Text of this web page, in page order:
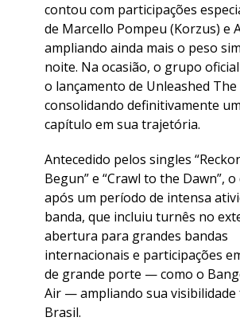
contou com participações
de Marcello Pompeu (Korzus) e
ampliando ainda mais o peso
noite. Na ocasião, o grupo
o lançamento de Unleashed The
consolidando definitivamente
capítulo em sua trajetória.
​Antecedido pelos singles
Begun” e “Crawl to the Dawn”,
após um período de intensa
banda, que incluiu turnês no
abertura para grandes bandas
internacionais e participações
de grande porte — como o
Air — ampliando sua visibilidade
Brasil.